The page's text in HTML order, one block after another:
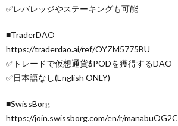
✅レバレッジやステーキングも可能
■TraderDAO
https://traderdao.ai/ref/OYZM5775BU
✅トレードで仮想通貨$PODを獲得するDAO
✅日本語なし(English ONLY)
■SwissBorg
https://join.swissborg.com/en/r/manabuOG2C